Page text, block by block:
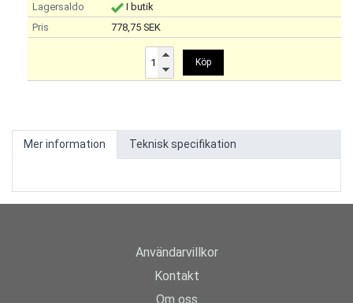
I butik
778,75 SEK
Köp
Mer information Teknisk specifikation
Användarvillkor
Kontakt
Om oss